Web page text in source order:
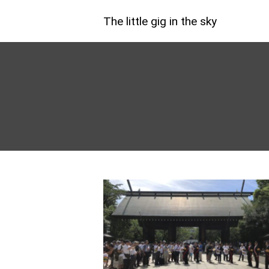
The little gig in the sky